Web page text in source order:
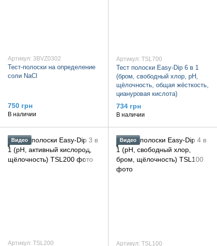
Артикул: 3BVZ0302
Тест-полоски на определение
соли NaCl
750 грн
В наличии
Артикул: TSL700
Тест полоски Easy-Dip 6 в 1
(бром, свободный хлор, pH,
щёлочность, общая жёсткость,
циануровая кислота)
734 грн
В наличии
Видео
Артикул: TSL200
Видео
Артикул: TSL100